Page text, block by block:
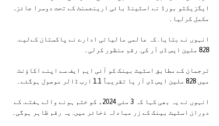
ایگزیکٹو بورڈ نے اسٹینڈ بائی ارینجمنٹ کے تحت دوسرا جائزہ
مکمل کرلیا۔
انہوں نے بتایا. کہ عالمی مالیاتی ادارے نے پاکستان کےلیے.
828 ملین ایس ڈی آر کی. رقم منظور کرلی۔
ترجمان کے مطابق اسٹیٹ بینک کو آئی ایم ایف سے اپنے اکاؤنٹ
میں 828 ملین ایس ڈی آر یا تقریباً 1.1 ارب ڈالر موصول ہوگئے۔
انہوں نے یہ بھی کہا کہ 3 مئی 2024ء کو ختم ہونے والے ہفتے. کے
دوران اسٹیٹ بینک کے زر مبادلہ ذخائر میں. یہ رقم ظاہر ہوگی۔